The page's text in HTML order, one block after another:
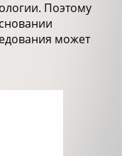
Поэтому
может